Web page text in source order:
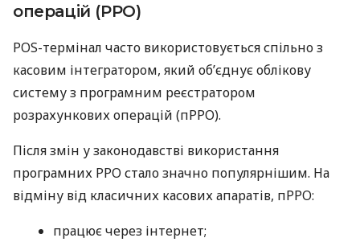
операцій (РРО)
POS-термінал часто використовується спільно з
касовим інтегратором, який об’єднує облікову
систему з програмним реєстратором
розрахункових операцій (пРРО).
Після змін у законодавстві використання
програмних РРО стало значно популярнішим. На
відміну від класичних касових апаратів, пРРО:
працює через інтернет;